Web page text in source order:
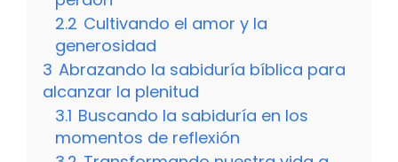
2.2 Cultivando el amor y la
generosidad
3 Abrazando la sabiduría bíblica para
alcanzar la plenitud
3.1 Buscando la sabiduría en los
momentos de reflexión